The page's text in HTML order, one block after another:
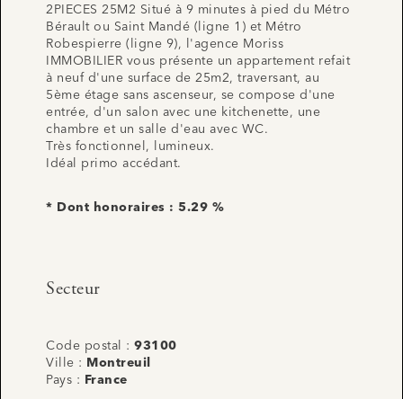
2PIECES 25M2 Situé à 9 minutes à pied du Métro
Bérault ou Saint Mandé (ligne 1) et Métro
Robespierre (ligne 9), l'agence Moriss
IMMOBILIER vous présente un appartement refait
à neuf d'une surface de 25m2, traversant, au
5ème étage sans ascenseur, se compose d'une
entrée, d'un salon avec une kitchenette, une
chambre et un salle d'eau avec WC.
Très fonctionnel, lumineux.
Idéal primo accédant.
* Dont honoraires : 5.29 %
Secteur
Code postal : 93100
Ville :
Montreuil
Pays :
France